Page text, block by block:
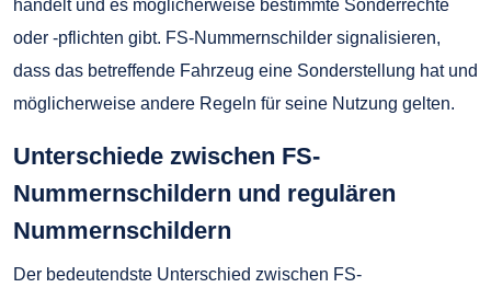
handelt und es möglicherweise bestimmte Sonderrechte
oder -pflichten gibt. FS-Nummernschilder signalisieren,
dass das betreffende Fahrzeug eine Sonderstellung hat und
möglicherweise andere Regeln für seine Nutzung gelten.
Unterschiede zwischen FS-
Nummernschildern und regulären
Nummernschildern
Der bedeutendste Unterschied zwischen FS-